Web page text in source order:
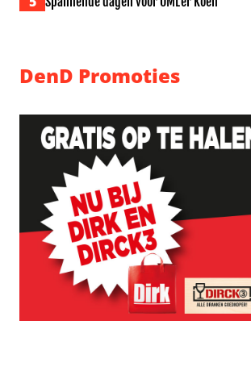
DenD Promoties